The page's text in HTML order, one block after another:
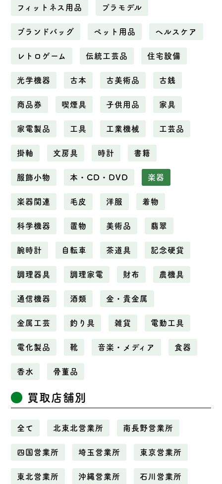
フィットネス用品 プラモデル
ブランドバッグ ペット用品 ヘルスケア
レトロゲーム 伝統工芸品 住宅設備
光学機器 古本 古美術品 古銭
商品券 喫煙具 子供用品 家具
家電製品 工具 工業機械 工芸品
掛軸 文房具 時計 書籍
服飾小物 本・CD・DVD 楽器
楽器関連 毛皮 洋服 着物
科学機器 置物 美術品 翡翠
腕時計 自転車 茶道具 記念硬貨
調理器具 調理家電 財布 農機具
通信機器 酒類 金・貴金属
金属工芸 釣り具 雑貨 電動工具
電化製品 靴 音楽・メディア 食器
香水 骨董品
買取店舗別
全て 北東北営業所 南長野営業所
四国営業所 埼玉営業所 東京営業所
東北営業所 沖縄営業所 石川営業所